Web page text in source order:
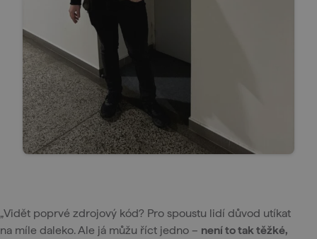
„Vidět poprvé zdrojový kód? Pro spoustu lidí důvod utíkat
na míle daleko. Ale já můžu říct jedno – není to tak těžké,